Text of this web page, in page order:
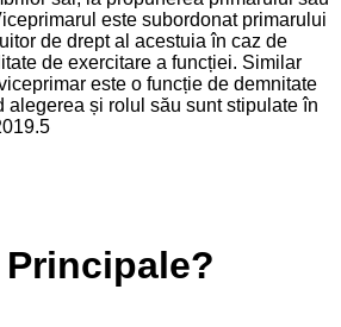
este subordonat primarului
de drept al acestuia în caz de
de exercitare a funcției. Similar
este o funcție de demnitate
alegerea și rolul său sunt stipulate în